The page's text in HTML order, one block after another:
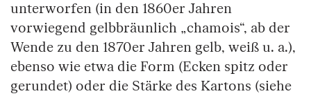
unterworfen (in den 1860er Jahren
vorwiegend gelbbräunlich „chamois“, ab der
Wende zu den 1870er Jahren gelb, weiß u. a.),
ebenso wie etwa die Form (Ecken spitz oder
gerundet) oder die Stärke des Kartons (siehe